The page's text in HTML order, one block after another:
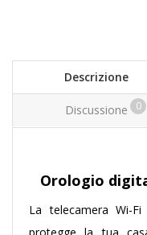
Descrizione
Discussione 0
Orologio
La telecamera Wi-